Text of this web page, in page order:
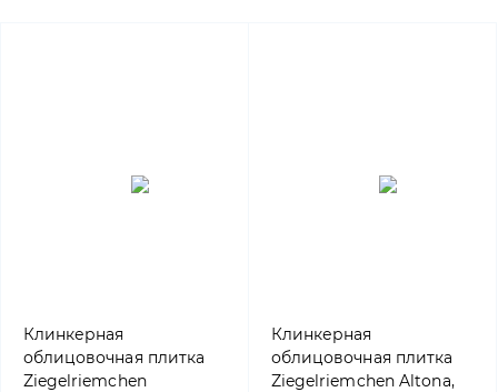
Клинкерная
облицовочная плитка
Ziegelriemchen
Клинкерная
облицовочная плитка
Ziegelriemchen Altona,